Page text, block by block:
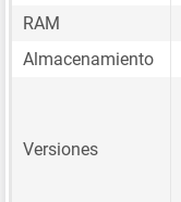
RAM
Almacenamiento
Versiones